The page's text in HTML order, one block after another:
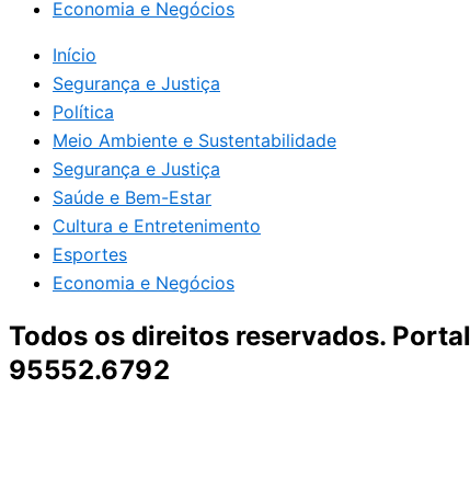
Economia e Negócios
Início
Segurança e Justiça
Política
Meio Ambiente e Sustentabilidade
Segurança e Justiça
Saúde e Bem-Estar
Cultura e Entretenimento
Esportes
Economia e Negócios
Todos os direitos reservados. Portal
95552.6792